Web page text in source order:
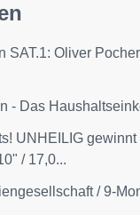
SAT.1: Oliver
- Das
UNHEILIG
/ 17,0...
/ 9-